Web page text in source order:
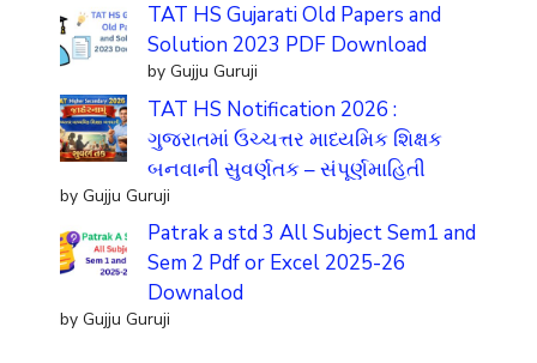
TAT HS Gujarati Old Papers and
Solution 2023 PDF Download
by Gujju Guruji
TAT HS Notification 2026 :
ગુજરાતમાં ઉચ્ચત્તર માધ્યમિક શિક્ષક
બનવાની સુવર્ણતક – સંપૂર્ણમાહિતી
by Gujju Guruji
Patrak a std 3 All Subject Sem1 and
Sem 2 Pdf or Excel 2025-26
Downalod
by Gujju Guruji